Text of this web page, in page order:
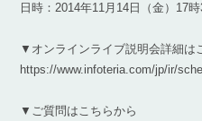
日時：2014年11月14日（金）17
▼オンラインライブ説明会詳細は
https://www.infoteria.com/jp/ir/
▼ご質問はこちらから